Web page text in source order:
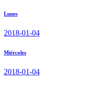
navigation
Lunes
2018-01-04
Next
Miércoles
2018-01-04